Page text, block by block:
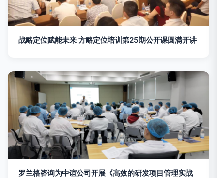
战略定位赋能未来 方略定位培训第25期公开课圆满开讲
罗兰格咨询为中谊公司开展《高效的研发项目管理实战